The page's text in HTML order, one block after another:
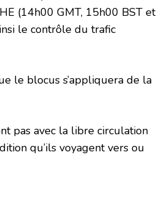
(14h00 GMT, 15h00 BST et
le contrôle du trafic
le blocus s’appliquera de la
pas avec la libre circulation
qu’ils voyagent vers ou